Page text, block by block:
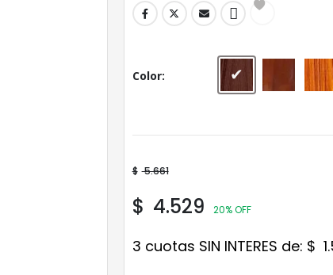
Color Algarrobo Caoba
$ 5.661
$ 4.529 20% OFF
3 cuotas SIN INTERES de: $